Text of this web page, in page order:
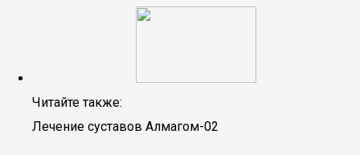
Читайте также:
Лечение суставов Алмагом-02